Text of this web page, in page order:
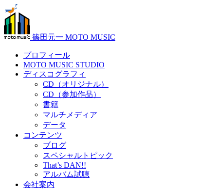
篠田元一 MOTO MUSIC
プロフィール
MOTO MUSIC STUDIO
ディスコグラフィ
CD（オリジナル）
CD（参加作品）
書籍
マルチメディア
データ
コンテンツ
ブログ
スペシャルトピック
That’s DAN!!
アルバム試聴
会社案内